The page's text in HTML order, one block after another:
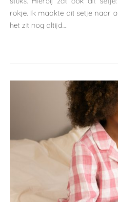
rokje. Ik maakte dit setje naar
het zit nog altijd…